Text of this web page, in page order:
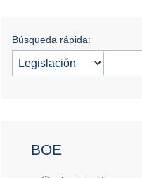
Búsqueda rápida:
BOE